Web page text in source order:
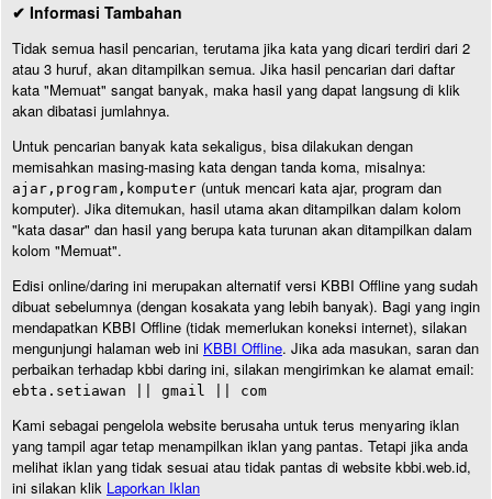
✔ Informasi Tambahan
Tidak semua hasil pencarian, terutama jika kata yang dicari terdiri dari 2
atau 3 huruf, akan ditampilkan semua. Jika hasil pencarian dari daftar
kata "Memuat" sangat banyak, maka hasil yang dapat langsung di klik
akan dibatasi jumlahnya.
Untuk pencarian banyak kata sekaligus, bisa dilakukan dengan
memisahkan masing-masing kata dengan tanda koma, misalnya:
ajar,program,komputer (untuk mencari kata ajar, program dan
komputer). Jika ditemukan, hasil utama akan ditampilkan dalam kolom
"kata dasar" dan hasil yang berupa kata turunan akan ditampilkan dalam
kolom "Memuat".
Edisi online/daring ini merupakan alternatif versi KBBI Offline yang sudah
dibuat sebelumnya (dengan kosakata yang lebih banyak). Bagi yang ingin
mendapatkan KBBI Offline (tidak memerlukan koneksi internet), silakan
mengunjungi halaman web ini KBBI Offline. Jika ada masukan, saran dan
perbaikan terhadap kbbi daring ini, silakan mengirimkan ke alamat email:
ebta.setiawan || gmail || com
Kami sebagai pengelola website berusaha untuk terus menyaring iklan
yang tampil agar tetap menampilkan iklan yang pantas. Tetapi jika anda
melihat iklan yang tidak sesuai atau tidak pantas di website kbbi.web.id,
ini silakan klik Laporkan Iklan